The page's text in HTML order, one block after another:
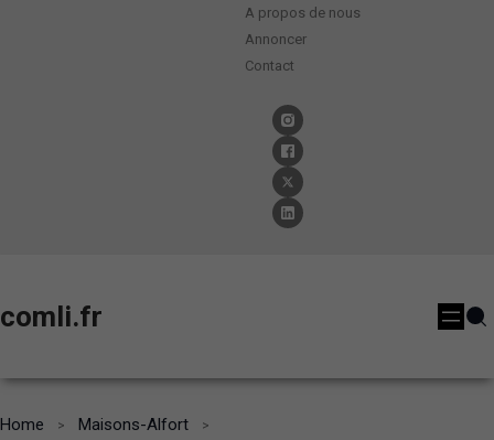
A propos de nous
Annoncer
Contact
comli.fr
Home
Maisons-Alfort